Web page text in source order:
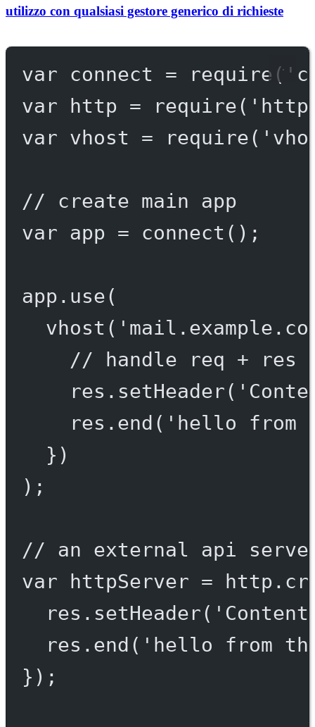
utilizzo con qualsiasi gestore generico di richieste
var connect = require (
var http = require(
var vhost = require(
// create main app
var app = connect ();
app. use(
vhost (
// handle req + res
res. setHeader(
res. end ( 'hello from
})
);
// an external api
var httpServer = http.
res. setHeader(
res. end ( 'hello from
});